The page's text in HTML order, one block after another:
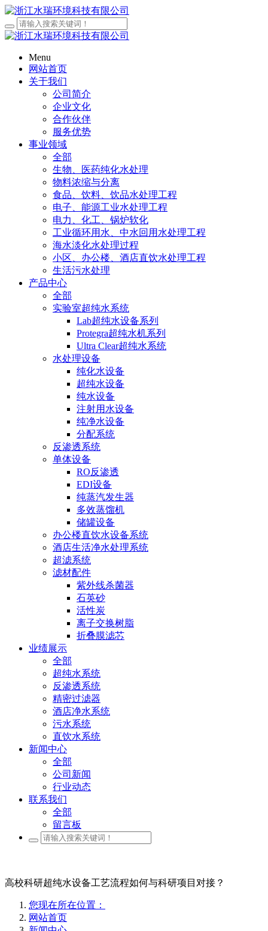
Menu
网站首页
关于我们
公司简介
企业文化
合作伙伴
服务优势
事业领域
全部
生物、医药纯化水处理
物料浓缩与分离
食品、饮料、饮品水处理工程
电子、能源工业水处理工程
电力、化工、锅炉软化
工业循环用水、中水回用水处理工程
海水淡化水处理过程
小区、办公楼、酒店直饮水处理工程
生活污水处理
产品中心
全部
实验室超纯水系统
Lab超纯水设备系列
Protegra超纯水机系列
Ultra Clear超纯水系统
水处理设备
纯化水设备
超纯水设备
纯水设备
注射用水设备
纯净水设备
分配系统
反渗透系统
单体设备
RO反渗透
EDI设备
纯蒸汽发生器
多效蒸馏机
储罐设备
办公楼直饮水设备系统
酒店生活净水处理系统
超滤系统
滤材配件
紫外线杀菌器
石英砂
活性炭
离子交换树脂
折叠膜滤芯
业绩展示
全部
超纯水系统
反渗透系统
精密过滤器
酒店净水系统
污水系统
直饮水系统
新闻中心
全部
公司新闻
行业动态
联系我们
全部
留言板
高校科研超纯水设备工艺流程如何与科研项目对接？
您现在所在位置：
网站首页